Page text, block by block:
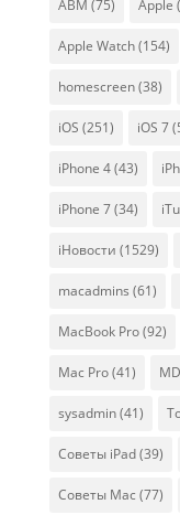
ABM (75) Apple
Apple Watch(154)
homescreen(38)
iOS (251) iOS 7
iPhone 4(43)
iPhone 7(34)
iНовости (1529)
macadmins (61)
MacBook Pro(92)
Mac Pro(41)
sysadmin(41)
Советы iPad(39)
Советы Mac (77)